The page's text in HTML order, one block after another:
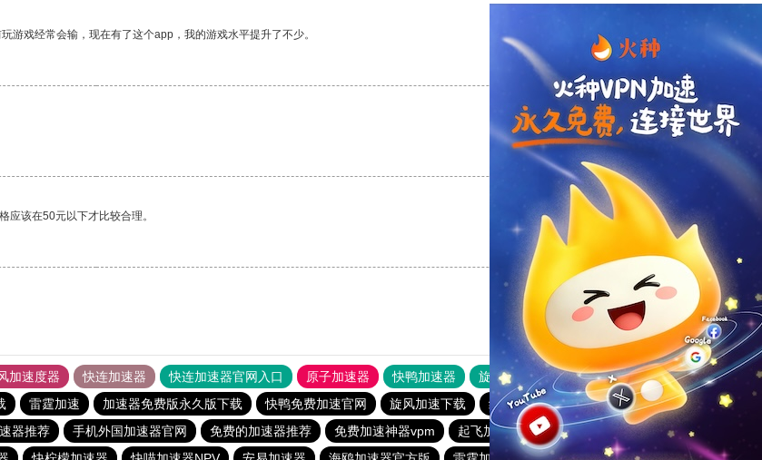
游戏经常会输，现在有了这个app，我的游戏水平提升了不少。
反对
应该在50元以下才比较合理。
反对[0]
加速度器 快连加速器 快连加速器官网入口 原子加速器 快鸭加速器 旋风加速度器 外网网址导航
软件中心
雷霆加速 加速器免费版永久版下载 快鸭免费加速官网 旋风加速下载
纸飞机加速器永久免费版
器推荐 手机外国加速器官网 免费的加速器推荐 免费加速神器vpm 起飞加速器app下载
旋风加速下载